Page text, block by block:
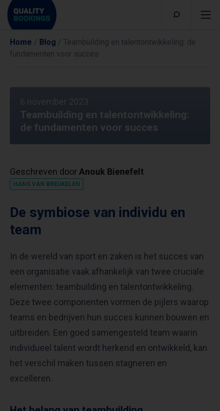
Home / Blog / Teambuilding en talentontwikkeling: de
fundamenten voor succes
6 november 2023
Teambuilding en talentontwikkeling:
de fundamenten voor succes
Geschreven door Anouk Bienefelt
HANS VAN BREUKELEN
De symbiose van individu en
team
In de wereld van sport en zaken is het succes van
een organisatie vaak afhankelijk van twee cruciale
elementen: teambuilding en talentontwikkeling.
Deze twee componenten vormen de pijlers waarop
teams en bedrijven hun succes kunnen bouwen en
uitbreiden. Een goed samengesteld team waarin
individueel talent wordt herkend en ontwikkeld, kan
het verschil maken tussen stagneren en
excelleren.